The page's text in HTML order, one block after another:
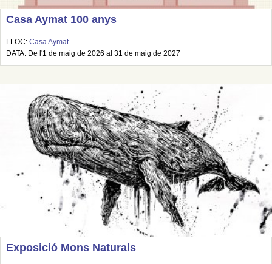
Casa Aymat 100 anys
LLOC: Casa Aymat
DATA: De l'1 de maig de 2026 al 31 de maig de 2027
Exposició Mons Naturals